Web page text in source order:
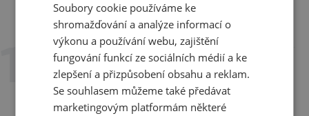
Recenze Hodnotilo již 9 zákazníků
16. 9. 2025 v 15:34
Martina M.
Vysoce návykové, výborný na palačinky, ovesné
Soubory cookie používáme ke
shromažďování a analýze informací o
výkonu a používání webu, zajištění
fungování funkcí ze sociálních médií a ke
zlepšení a přizpůsobení obsahu a reklam.
Se souhlasem můžeme také předávat
marketingovým platformám některé